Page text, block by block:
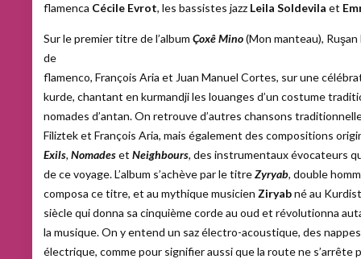
flamenca Cécile Evrot, les bassistes jazz Leila Soldevila et
Sur le premier titre de l’album Çoxê Mino(Mon manteau),
de
flamenco, François Aria et Juan Manuel Cortes, sur une
kurde, chantant en kurmandji les louanges d’un costume
nomades d’antan. On retrouve d’autres chansons
Filiztek et François Aria, mais également des compositions
Exils, Nomadeset Neighbours, des instrumentaux évocateurs
de ce voyage. L’album s’achève par le titreZyryab, double
composa ce titre, et au mythique musicien Ziryabné au
siècle qui donna sa cinquième corde au oud et révolutionna
la musique. On y entend un saz électro-acoustique, des
électrique, comme pour signifier aussi que la route ne s’arrête